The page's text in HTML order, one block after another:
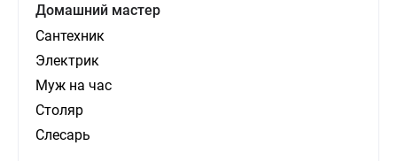
Домашний мастер
Сантехник
Электрик
Муж на час
Столяр
Слесарь